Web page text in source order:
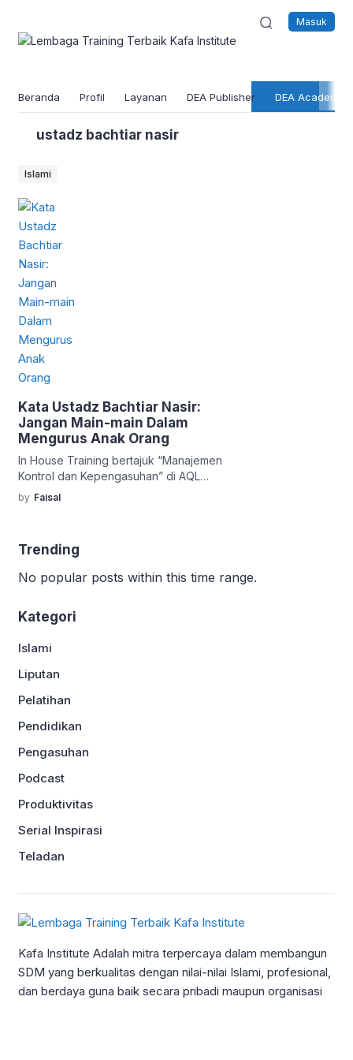
Masuk
Beranda Profil Layanan DEA Publisher DEA Academy
ustadz bachtiar nasir
Islami
Kata Ustadz Bachtiar Nasir:
Jangan Main-main Dalam
Mengurus Anak Orang
In House Training bertajuk “Manajemen
Kontrol dan Kepengasuhan” di AQL
Islamic School Bogor untuk berbenah
dalam aspek kepengasuhan asrama
memiliki skill mengasuh. Dalam
pelatihan tiga hari ini, Ustadz Bachtiar
Nasir (UBN), mengatakan Agar lebih
“Jangan Main-main dalam mengurus
by Faisal
Trending
No popular posts within this time range.
Kategori
Islami
Liputan
Pelatihan
Pendidikan
Pengasuhan
Podcast
Produktivitas
Serial Inspirasi
Teladan
Kafa Institute Adalah mitra terpercaya dalam membangun
SDM yang berkualitas dengan nilai-nilai Islami, profesional,
dan berdaya guna baik secara pribadi maupun organisasi